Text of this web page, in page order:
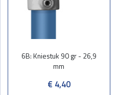
6B: Kniestuk 90 gr - 26,9
mm
€ 4,40